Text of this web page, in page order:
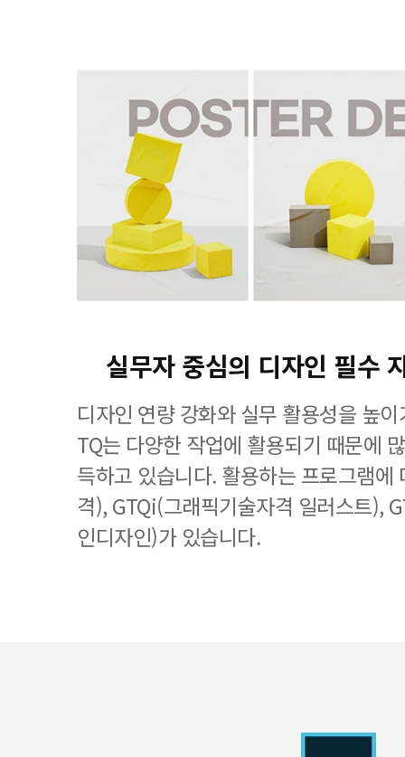
실무자 중심의 디자인 필수
디자인 연량 강화와 실무 활용성을 높
TQ는 다양한 작업에 활용되기 때문에
득하고 있습니다. 활용하는 프로그램에
격), GTQi(그래픽기술자격 일러스트),
인디자인)가 있습니다.